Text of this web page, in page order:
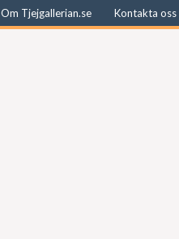
Om Tjejgallerian.se Kontakta oss